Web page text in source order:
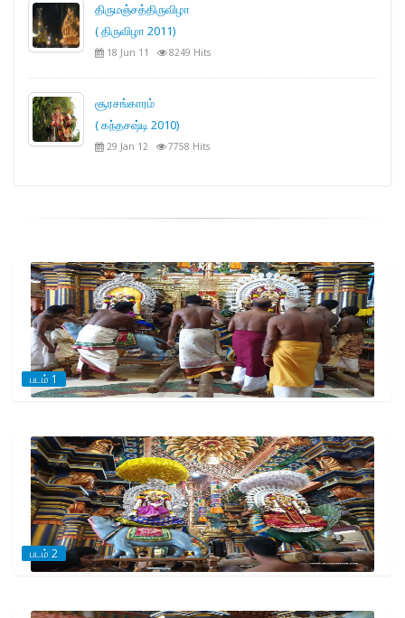
திருமஞ்சத்திருவிழா
( திருவிழா 2011)
18 Jun 11 8249 Hits
சூரசங்காரம்
( கந்தசஷ்டி 2010)
29 Jan 12 7758 Hits
படம் 1
படம் 2